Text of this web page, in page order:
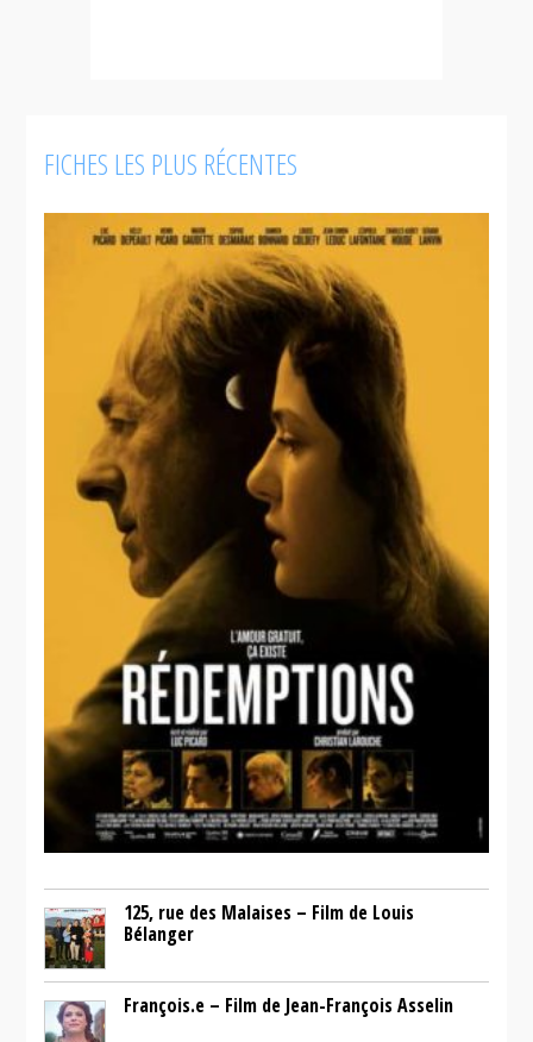
FICHES LES PLUS RÉCENTES
125, rue des Malaises – Film de Louis
Bélanger
François.e – Film de Jean-François Asselin